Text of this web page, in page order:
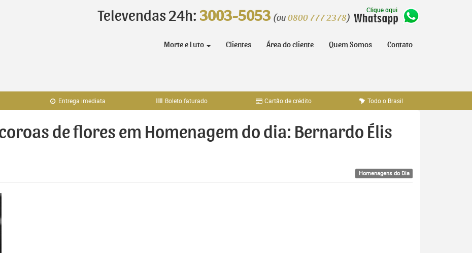
Televendas 24h: 3003-5053 (ou 0800 777 2378)
Morte e Luto Clientes Área do cliente Quem Somos Contato
Entrega imediata Boleto faturado Cartão de crédito Todo o Brasil
de flores em Homenagem do dia: Bernardo Élis
Homenagens do Dia